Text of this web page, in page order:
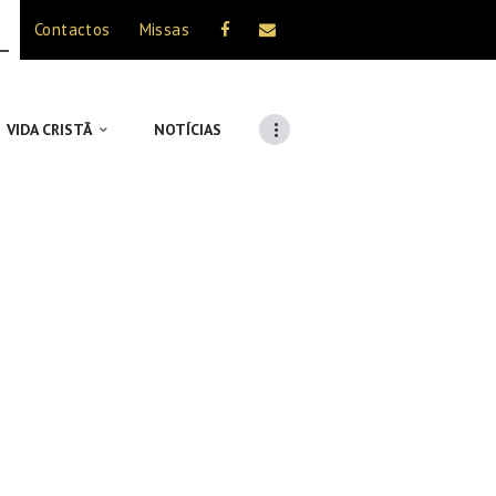
Contactos Missas
VIDA CRISTÃ NOTÍCIAS